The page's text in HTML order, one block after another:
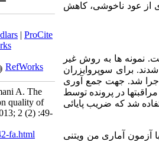
از عود ناخوشی، کاهش
انجام شده است. نمونه ها به روش غیر
انتخاب شدند. برای سوپروایزران
اجرا شد. جهت جمع آوری
در پرونده توسط
شد که ضریب پایائی
آزمون آماری من ویتنی
| ProCite
RefWorks
A. The
quality of
2 (2) :49-
fa.html